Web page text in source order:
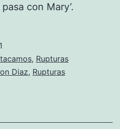
con Mary’.
, Rupturas
Diaz, Rupturas